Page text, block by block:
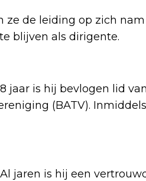
ze de leiding op zich
blijven als dirigente.
jaar is hij bevlogen lid van
(BATV). Inmiddels
jaren is hij een